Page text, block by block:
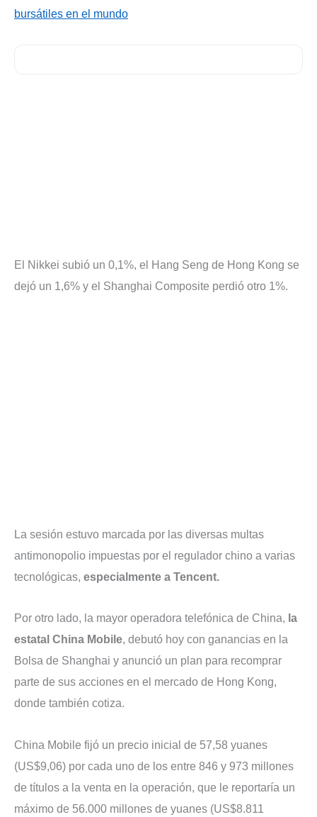
bursátiles en el mundo
El Nikkei subió un 0,1%, el Hang Seng de Hong Kong se
dejó un 1,6% y el Shanghai Composite perdió otro 1%.
La sesión estuvo marcada por las diversas multas
antimonopolio impuestas por el regulador chino a varias
tecnológicas, especialmente a Tencent.
Por otro lado, la mayor operadora telefónica de China, la
estatal China Mobile, debutó hoy con ganancias en la
Bolsa de Shanghai y anunció un plan para recomprar
parte de sus acciones en el mercado de Hong Kong,
donde también cotiza.
China Mobile fijó un precio inicial de 57,58 yuanes
(US$9,06) por cada uno de los entre 846 y 973 millones
de títulos a la venta en la operación, que le reportaría un
máximo de 56.000 millones de yuanes (US$8.811